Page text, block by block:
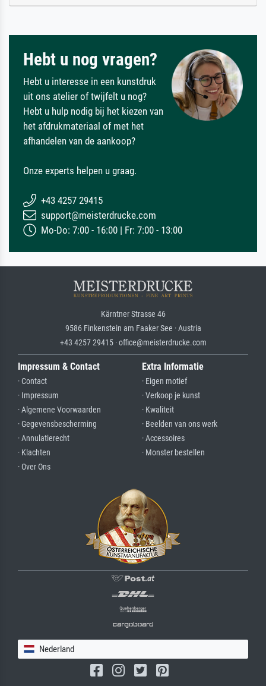
Hebt u nog vragen?
Hebt u interesse in een kunstdruk
uit ons atelier of twijfelt u nog?
Hebt u hulp nodig bij het kiezen van
het afdrukmateriaal of met het
afhandelen van de aankoop?
Onze experts helpen u graag.
+43 4257 29415
support@meisterdrucke.com
Mo-Do: 7:00 - 16:00 | Fr: 7:00 - 13:00
Kärntner Strasse 46
9586 Finkenstein am Faaker See · Austria
+43 4257 29415 · office@meisterdrucke.com
Impressum & Contact
· Contact
· Impressum
· Algemene Voorwaarden
· Gegevensbescherming
· Annulatierecht
· Klachten
· Over Ons
Extra Informatie
· Eigen motief
· Verkoop je kunst
· Kwaliteit
· Beelden van ons werk
· Accessoires
· Monster bestellen
Nederland